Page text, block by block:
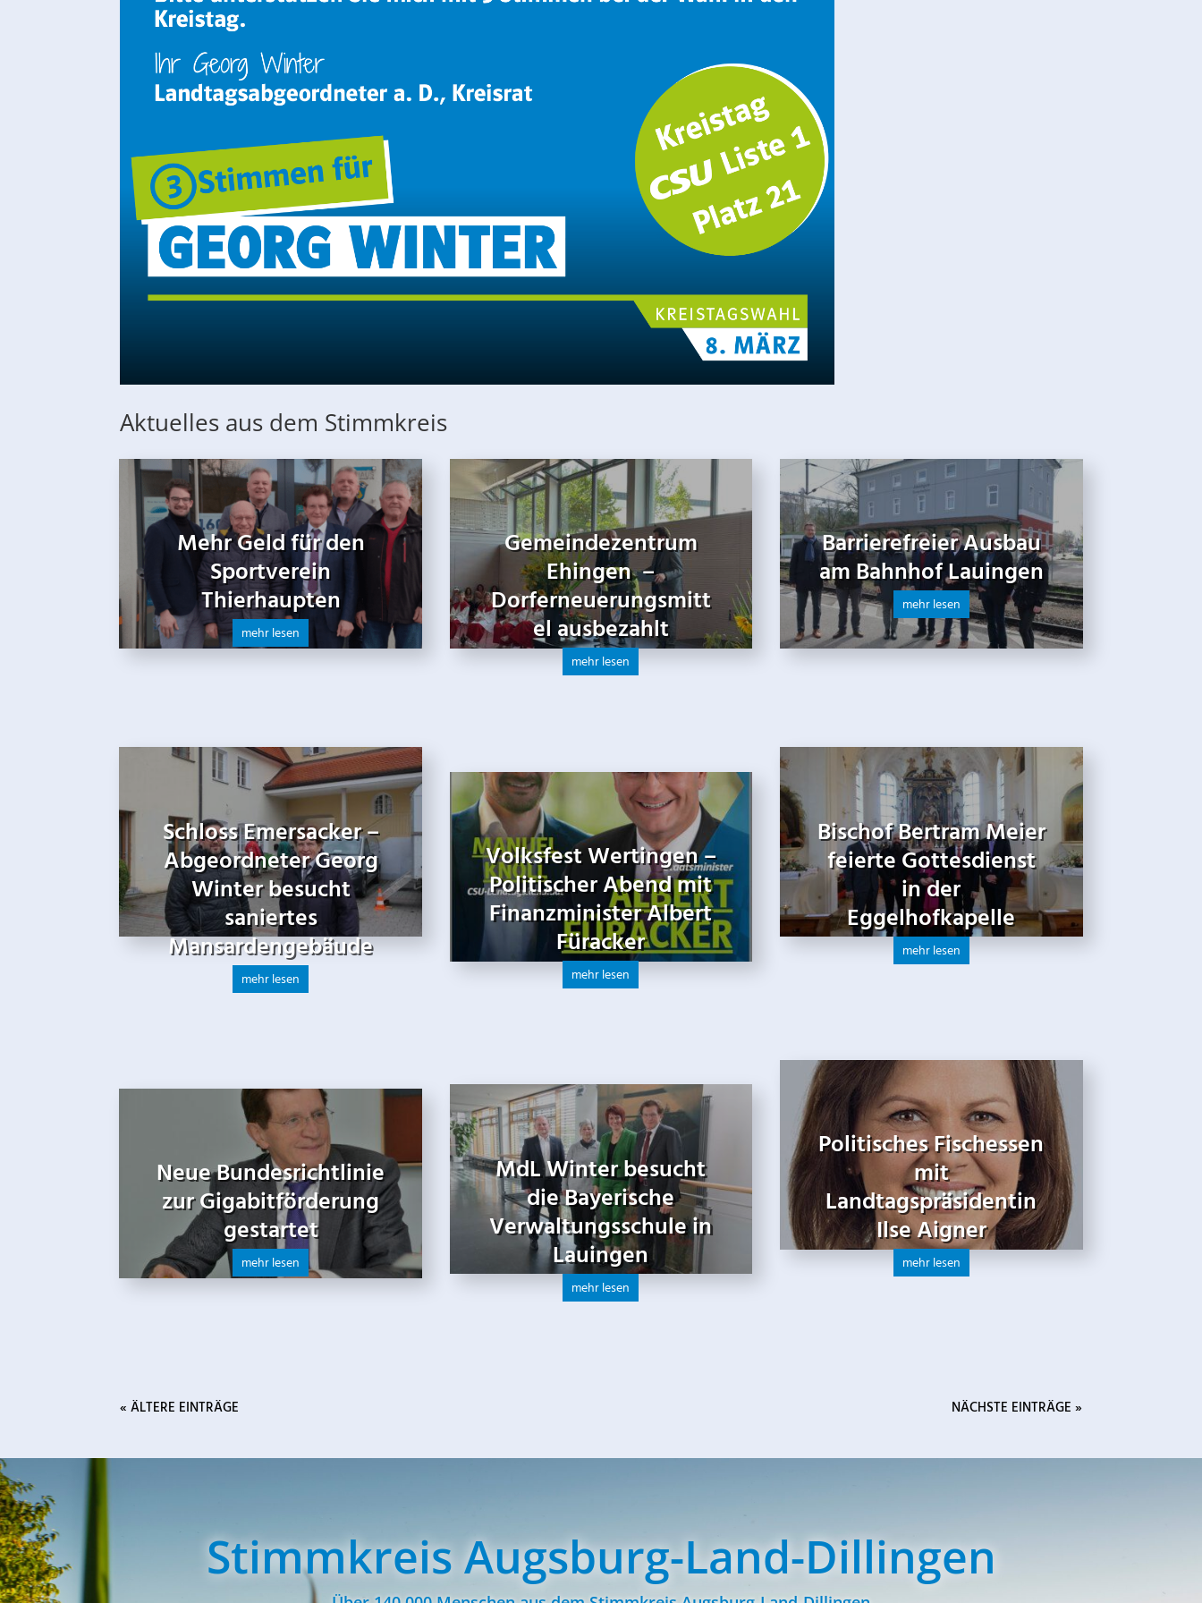
Aktuelles aus dem Stimmkreis
Mehr Geld für den
Sportverein
Thierhaupten
mehr lesen
Schloss Emersacker –
Abgeordneter Georg
Winter besucht
saniertes
Mansardengebäude
mehr lesen
Neue Bundesrichtlinie
zur Gigabitförderung
gestartet
mehr lesen
Gemeindezentrum
Ehingen –
Dorferneuerungsmitt
el ausbezahlt
mehr lesen
Volksfest Wertingen –
Politischer Abend mit
Finanzminister Albert
Füracker
mehr lesen
MdL Winter besucht
die Bayerische
Verwaltungsschule in
Lauingen
mehr lesen
Barrierefreier Ausbau
am Bahnhof Lauingen
mehr lesen
Bischof Bertram Meier
feierte Gottesdienst
in der
Eggelhofkapelle
mehr lesen
Politisches Fischessen
mit
Landtagspräsidentin
Ilse Aigner
mehr lesen
« ÄLTERE EINTRÄGE NÄCHSTE EINTRÄGE »
Stimmkreis Augsburg-Land-Dillingen